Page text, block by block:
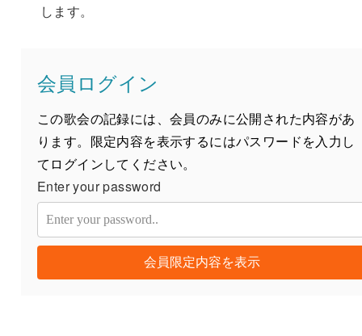
します。
会員ログイン
この歌会の記録には、会員のみに公開された内容があ
ります。限定内容を表示するにはパスワードを入力し
てログインしてください。
Enter your password
会員限定内容を表示